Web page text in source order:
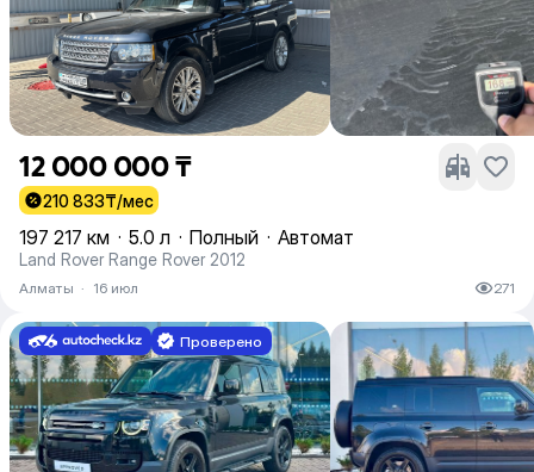
12 000 000 ₸
210 833₸/мес
197 217 км · 5.0 л · Полный · Автомат
Land Rover Range Rover 2012
Алматы · 16 июл 271
Проверено